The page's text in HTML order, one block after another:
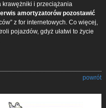
krawężniki i przeciążania
amortyzatorów pozostawić
z for internetowych. Co więcej,
pojazdów, gdyż ułatwi to życie
powrót